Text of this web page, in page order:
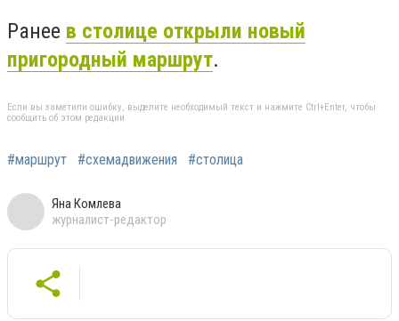
Ранее в столице открыли новый
пригородный маршрут.
Если вы заметили ошибку, выделите необходимый текст и нажмите Ctrl+Enter, чтобы
сообщить об этом редакции
#маршрут #схемадвижения #столица
Яна Комлева
журналист-редактор